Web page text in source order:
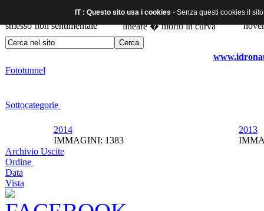
Fototunnel
Sottocategorie
2014
IMMAGINI: 1383
2013
Archivio Uscite
Ordine
Data
Vista
IT : Questo sito usa i cookies - Senza questi cookies il